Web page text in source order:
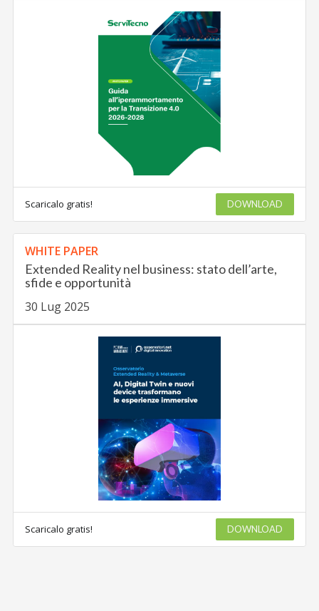
Scaricalo gratis! DOWNLOAD
WHITE PAPER
Extended Reality nel business: stato dell’arte,
sfide e opportunità
30 Lug 2025
Scaricalo gratis! DOWNLOAD